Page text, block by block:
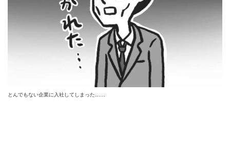
とんでもない企業に入社してしまった……